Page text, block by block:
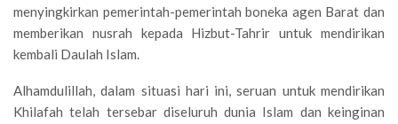
menyingkirkan pemerintah-pemerintah boneka agen Barat dan
memberikan nusrah kepada Hizbut-Tahrir untuk mendirikan
kembali Daulah Islam.
Alhamdulillah, dalam situasi hari ini, seruan untuk mendirikan
Khilafah telah tersebar diseluruh dunia Islam dan keinginan